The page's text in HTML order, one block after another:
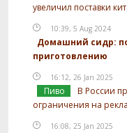
увеличил поставки
10:39, 5 Aug 2024
Домашний сидр:
приготовлению
16:12, 26 Jan 2025
Пиво
В России
ограничения на
16:08, 25 Jan 2025